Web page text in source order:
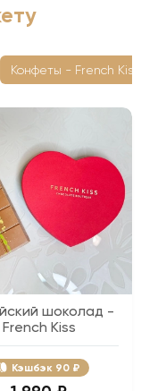
Конфеты - French Kiss
шоколад -
French Kiss
Кэшбэк 90 ₽